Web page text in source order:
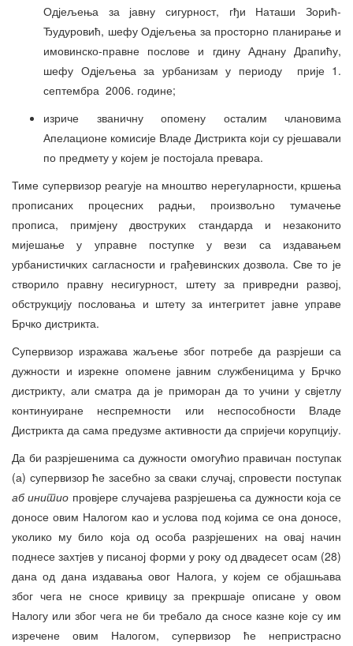
Одјељења за јавну сигурност, гђи Наташи Зорић-
Ђудуровић, шефу Одјељења за просторно планирање и
имовинско-правне послове и гдину Аднану Драпићу,
шефу Одјељења за урбанизам у периоду прије 1.
септембра 2006. године;
изриче званичну опомену осталим члановима
Апелационе комисије Владе Дистрикта који су рјешавали
по предмету у којем је постојала превара.
Тиме супервизор реагује на мноштво нерегуларности, кршења
прописаних процесних радњи, произвољно тумачење
прописа, примјену двоструких стандарда и незаконито
мијешање у управне поступке у вези са издавањем
урбанистичких сагласности и грађевинских дозвола. Све то је
створило правну несигурност, штету за привредни развој,
обструкцију пословања и штету за интегритет јавне управе
Брчко дистрикта.
Супервизор изражава жаљење због потребе да разрјеши са
дужности и изрекне опомене јавним службеницима у Брчко
дистрикту, али сматра да је приморан да то учини у свјетлу
континуиране неспремности или неспособности Владе
Дистрикта да сама предузме активности да спријечи корупцију.
Да би разрјешенима са дужности омогућио правичан поступак
(а) супервизор ће засебно за сваки случај, спровести поступак
аб инитио провјере случајева разрјешења са дужности која се
доносе овим Налогом као и услова под којима се она доносе,
уколико му било која од особа разрјешених на овај начин
поднесе захтјев у писаној форми у року од двадесет осам (28)
дана од дана издавања овог Налога, у којем се објашњава
због чега не сносе кривицу за прекршаје описане у овом
Налогу или због чега не би требало да сносе казне које су им
изречене овим Налогом, супервизор ће непристрасно